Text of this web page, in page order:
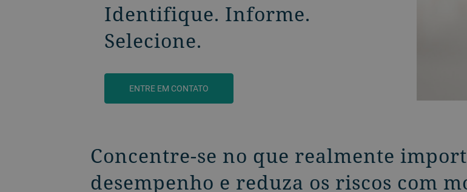
Identifique. Informe.
Selecione.
ENTRE EM CONTATO
Concentre-se no que realmente
desempenho e reduza os riscos com